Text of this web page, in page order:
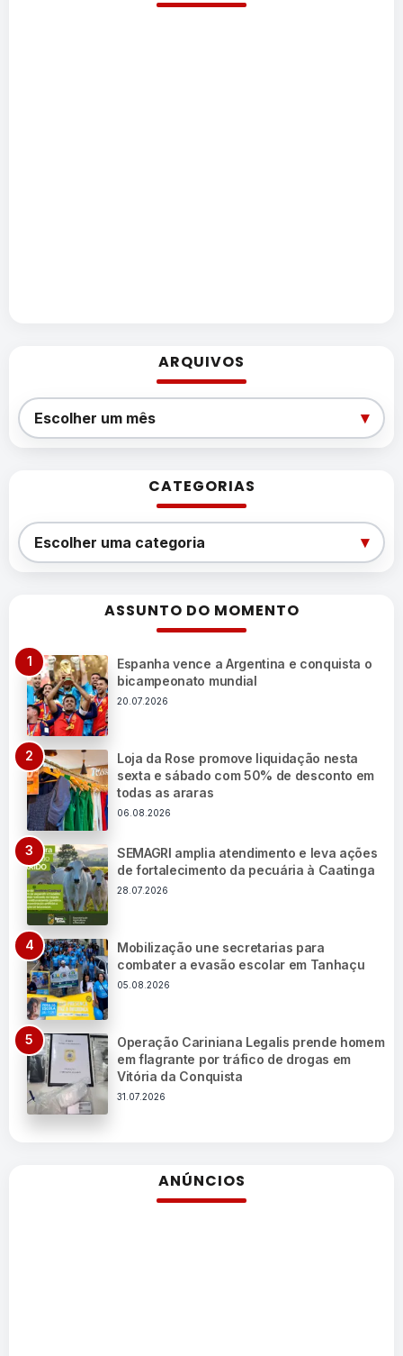
ARQUIVOS
Arquivos
Escolher um mês ▾
CATEGORIAS
Categorias
Escolher uma categoria ▾
ASSUNTO DO MOMENTO
Espanha vence a Argentina e conquista o
bicampeonato mundial
20.07.2026
Loja da Rose promove liquidação nesta
sexta e sábado com 50% de desconto em
todas as araras
06.08.2026
SEMAGRI amplia atendimento e leva ações
de fortalecimento da pecuária à Caatinga
28.07.2026
Mobilização une secretarias para
combater a evasão escolar em Tanhaçu
05.08.2026
Operação Cariniana Legalis prende homem
em flagrante por tráfico de drogas em
Vitória da Conquista
31.07.2026
ANÚNCIOS